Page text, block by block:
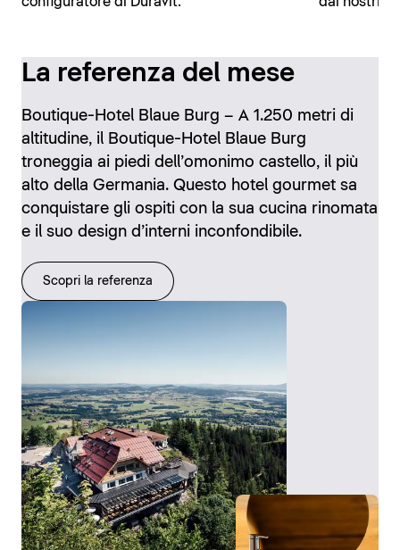
La referenza del mese
Boutique-Hotel Blaue Burg – A 1.250 metri di
altitudine, il Boutique-Hotel Blaue Burg
troneggia ai piedi dell’omonimo castello, il più
alto della Germania. Questo hotel gourmet sa
conquistare gli ospiti con la sua cucina rinomata
e il suo design d’interni inconfondibile.
Scopri la referenza